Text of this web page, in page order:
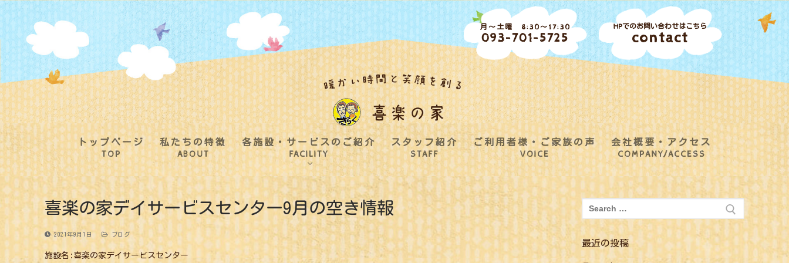
コ
ツ
ス
キ
ッ
プ
月～土曜 8:30～17:30
093-701-5725
HPでのお問い合わせはこちら
contact
トップページ
TOP
私たちの特徴
ABOUT
各施設・サービスのご紹介
FACILITY
スタッフ紹介
STAFF
ご利用者様・ご家族の声
VOICE
会社概要・アクセス
COMPANY/ACCESS
喜楽の家デイサービスセンター9月の空き情報
2021年9月1日 ブログ
施設名:喜楽の家デイサービスセンター
索:
最近の投稿